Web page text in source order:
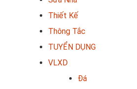
Thiết Kế
Thông Tắc
TUYỂN DỤNG
VLXD
Đá